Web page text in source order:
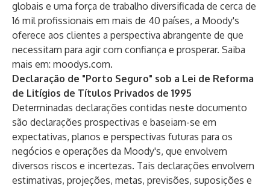
globais e uma força de trabalho diversificada de cerca de
16 mil profissionais em mais de 40 países, a Moody's
oferece aos clientes a perspectiva abrangente de que
necessitam para agir com confiança e prosperar. Saiba
mais em: moodys.com.
Declaração de "Porto Seguro" sob a Lei de Reforma
de Litígios de Títulos Privados de 1995
Determinadas declarações contidas neste documento
são declarações prospectivas e baseiam-se em
expectativas, planos e perspectivas futuras para os
negócios e operações da Moody's, que envolvem
diversos riscos e incertezas. Tais declarações envolvem
estimativas, projeções, metas, previsões, suposições e